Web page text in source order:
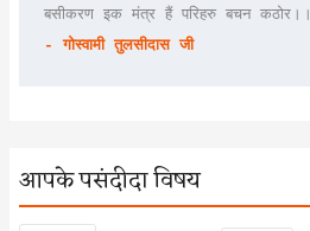
बसीकरण इक मंत्र हैं परिहरु बचन कठोर।।
- गोस्वामी तुलसीदास जी
आपके पसंदीदा विषय